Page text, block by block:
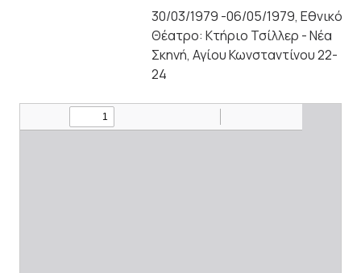
30/03/1979 -06/05/1979, Εθνικό
Θέατρο: Κτήριο Τσίλλερ - Νέα
Σκηνή, Αγίου Κωνσταντίνου 22-
24